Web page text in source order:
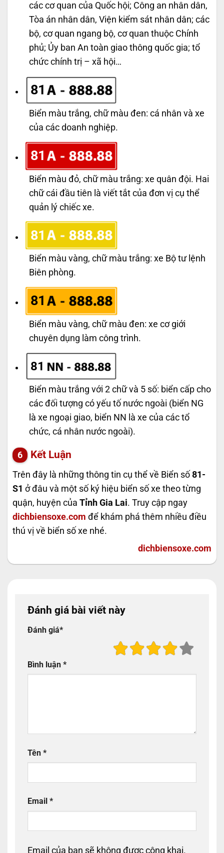
các cơ quan của Quốc hội; Công an nhân dân,
Tòa án nhân dân, Viện kiểm sát nhân dân; các
bộ, cơ quan ngang bộ, cơ quan thuộc Chính
phủ; Ủy ban An toàn giao thông quốc gia; tổ
chức chính trị – xã hội…
81
Biển màu trắng, chữ màu đen: cá nhân và xe
của các doanh nghiệp.
81
Biển màu đỏ, chữ màu trắng: xe quân đội. Hai
chữ cái đầu tiên là viết tắt của đơn vị cụ thể
quản lý chiếc xe.
81
Biển màu vàng, chữ màu trắng: xe Bộ tư lệnh
Biên phòng.
81
Biển màu vàng, chữ màu đen: xe cơ giới
chuyên dụng làm công trình.
81
Biển màu trắng với 2 chữ và 5 số: biển cấp cho
các đối tượng có yếu tố nước ngoài (biển NG
là xe ngoại giao, biển NN là xe của các tổ
chức, cá nhân nước ngoài).
Kết Luận
Trên đây là những thông tin cụ thể về Biển số 81-
S1 ở đâu và một số ký hiệu biển số xe theo từng
quận, huyện của Tỉnh Gia Lai. Truy cập ngay
dichbiensoxe.com để khám phá thêm nhiều điều
thú vị về biển số xe nhé.
dichbiensoxe.com
Đánh giá bài viết này
Đánh giá*
Bình luận *
Tên *
Email *
Email của bạn sẽ không được công khai.